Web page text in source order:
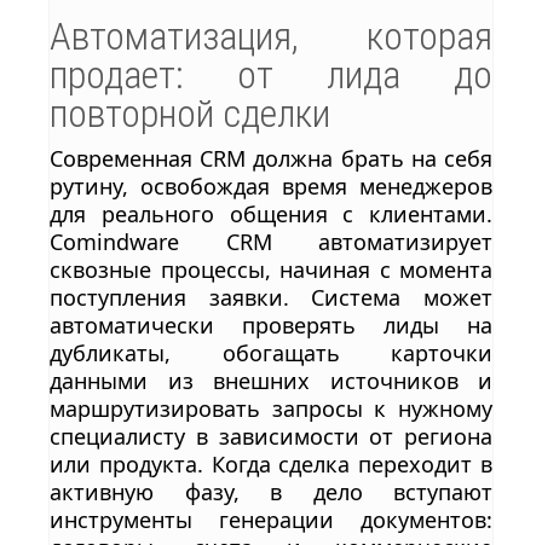
Автоматизация, которая
продает: от лида до
повторной сделки
Современная CRM должна брать на себя
рутину, освобождая время менеджеров
для реального общения с клиентами.
Comindware CRM автоматизирует
сквозные процессы, начиная с момента
поступления заявки. Система может
автоматически проверять лиды на
дубликаты, обогащать карточки
данными из внешних источников и
маршрутизировать запросы к нужному
специалисту в зависимости от региона
или продукта. Когда сделка переходит в
активную фазу, в дело вступают
инструменты генерации документов: